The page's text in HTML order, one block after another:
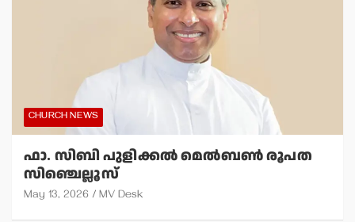
CHURCH NEWS
ഫാ. സിബി പുളിക്കല്‍ മെല്‍ബണ്‍ രൂപത
സിഞ്ചെല്ലൂസ്
May 13, 2026 MV Desk